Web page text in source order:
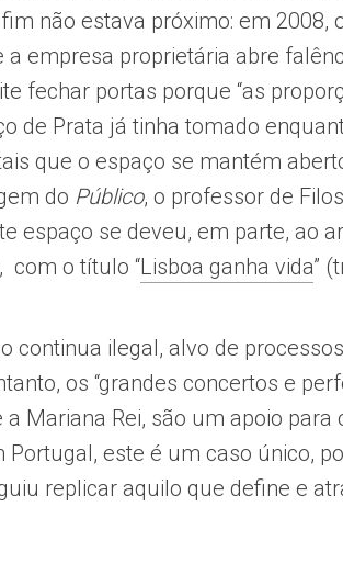
não estava próximo: em 2008,
empresa proprietária abre
fechar portas porque “as
de Prata já tinha tomado
que o espaço se mantém
do Público, o professor de
espaço se deveu, em parte, ao
com o título “Lisboa ganha vida”
continua ilegal, alvo de
os “grandes concertos e
Mariana Rei, são um apoio para
Portugal, este é um caso único,
replicar aquilo que define e